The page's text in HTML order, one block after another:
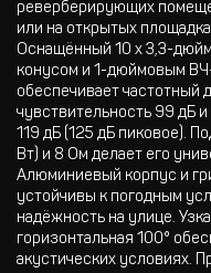
реверберирующих
или на открытых
Оснащённый 10 x 3,3-
конусом и 1-дюймовым
обеспечивает частотный
чувствительность 99 дБ
119 дБ (125 дБ пиковое).
Вт) и 8 Ом делает его
Алюминиевый корпус и
устойчивы к погодным
надёжность на улице.
горизонтальная 100°
акустических условиях.